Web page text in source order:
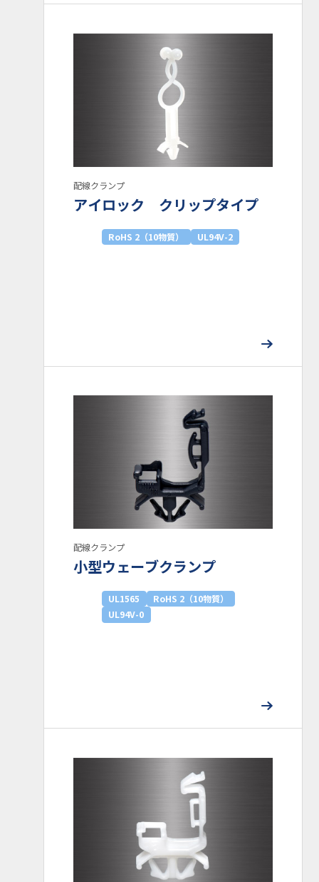
自動車
家電 OA機器
小型化・軽量化
虫対策
コンタミ・異物・キズ対策
単線・束線用
磁石タイプ
その他
矢じりタイプ
リサイクルファスナー
検索
配線クランプ
アイロック クリップタイプ
RoHS 2（10物質） UL94V-2
配線クランプ
小型ウェーブクランプ
UL1565
RoHS 2（10物質）
UL94V-0